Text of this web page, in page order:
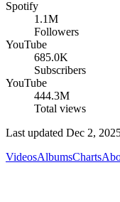
Spotify
1.1M
Followers
YouTube
685.0K
Subscribers
YouTube
444.3M
Total views
Last updated Dec 2,
VideosAlbumsCharts